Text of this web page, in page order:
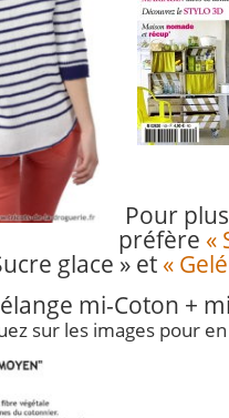
Pour
préfère «
glace » et «
mi-Coton +
sur les images pour